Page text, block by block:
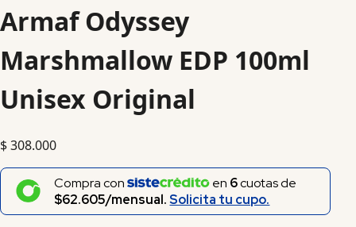
Armaf Odyssey
Marshmallow EDP 100ml
Unisex Original
$308.000
Compra con en 6cuotas de
$62.605/mensual.Solicita tu cupo.